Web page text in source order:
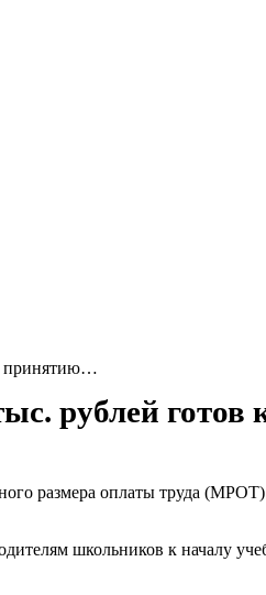
принятию…
рублей
размера оплаты труда
школьников к началу